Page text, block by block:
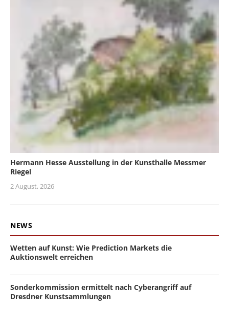
Hermann Hesse Ausstellung in der Kunsthalle Messmer
Riegel
2 August, 2026
NEWS
Wetten auf Kunst: Wie Prediction Markets die
Auktionswelt erreichen
Sonderkommission ermittelt nach Cyberangriff auf
Dresdner Kunstsammlungen